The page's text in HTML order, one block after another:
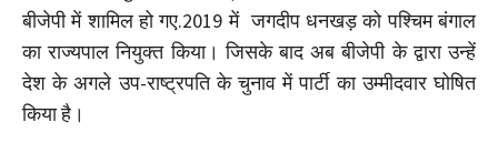
बीजेपी में शामिल हो गए.2019 में जगदीप धनखड़ को पश्चिम बंगाल
का राज्यपाल नियुक्त किया। जिसके बाद अब बीजेपी के द्वारा उन्हें
देश के अगले उप-राष्ट्रपति के चुनाव में पार्टी का उम्मीदवार घोषित
किया है।